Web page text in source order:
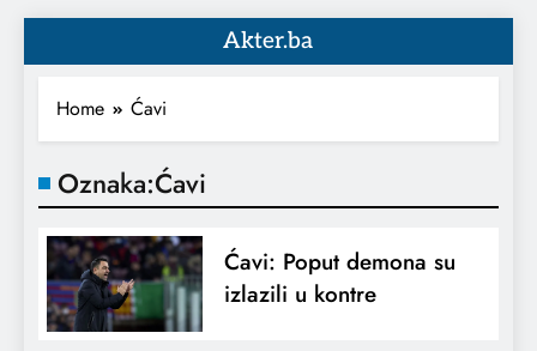
Akter.ba
Home Ćavi
Oznaka:Ćavi
Ćavi: Poput demona su
izlazili u kontre